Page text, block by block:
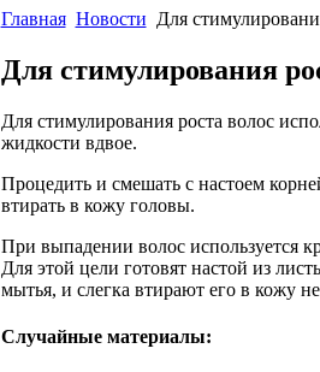
Главная Новости Для
Для стимулирования
Для стимулирования роста волос
жидкости вдвое.
Процедить и смешать с настоем
втирать в кожу головы.
При выпадении волос используется
Для этой цели готовят настой из
мытья, и слегка втирают его в кожу
Случайные материалы: